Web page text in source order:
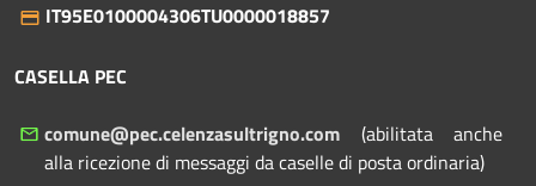
IT95E0100004306TU0000018857
CASELLA PEC
comune@pec.celenzasultrigno.com (abilitata anche
alla ricezione di messaggi da caselle di posta ordinaria)